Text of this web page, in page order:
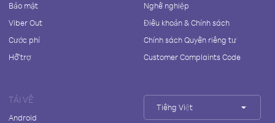
Bảo mật
Viber Out
Cước phí
Hỗ trợ
Nghề nghiệp
Điều khoản & Chính sách
Chính sách Quyền riêng tư
Customer Complaints Code
TẢI VỀ
Android
Tiếng Việt